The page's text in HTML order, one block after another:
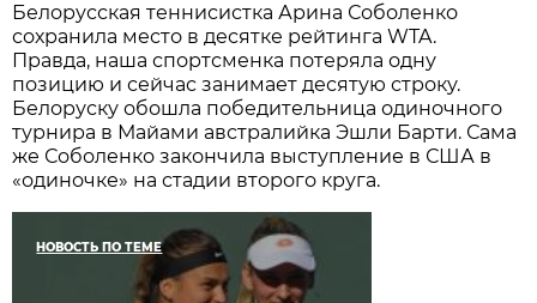
Белорусская теннисистка Арина Соболенко
сохранила место в десятке рейтинга WTA.
Правда, наша спортсменка потеряла одну
позицию и сейчас занимает десятую строку.
Белоруску обошла победительница одиночного
турнира в Майами австралийка Эшли Барти. Сама
же Соболенко закончила выступление в США в
«одиночке» на стадии второго круга.
НОВОСТЬ ПО ТЕМЕ